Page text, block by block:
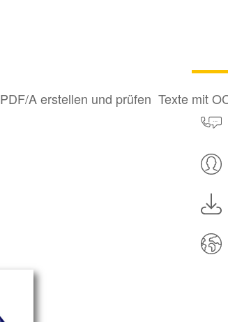
PDF/A erstellen und prüfen Texte mit